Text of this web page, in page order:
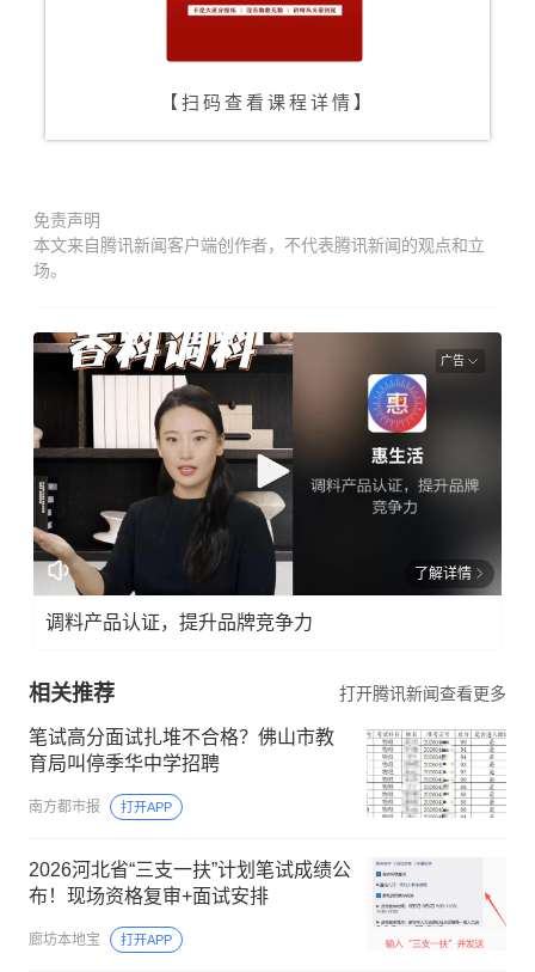
省考面试线下班
免责声明
本文来自腾讯新闻客户端创作者，不代表腾讯新闻的观点和立
了解详情
调料产品认证，提升品牌竞争力
相关推荐 打开腾讯新闻查看更多
笔试高分面试扎堆不合格？佛山市教
育局叫停季华中学招聘